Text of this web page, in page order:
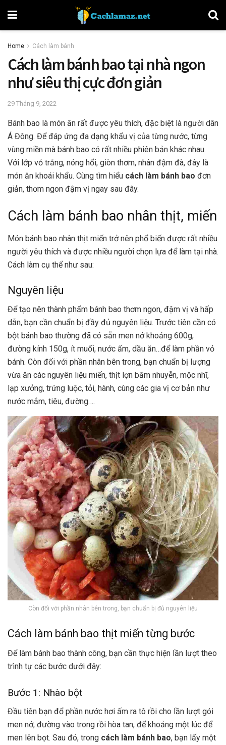
Home Cách làm bánh
Cách làm bánh bao tại nhà ngon
như siêu thị cực đơn giản
29 Tháng 9, 2022
Bánh bao là món ăn rất được yêu thích, đặc biệt là người dân
Á Đông. Để đáp ứng đa dạng khẩu vị của từng nước, từng
vùng miền mà bánh bao có rất nhiều phiên bản khác nhau.
Với lớp vỏ trắng, nóng hổi, giòn thơm, nhân đậm đà, đây là
món ăn khoái khẩu. Cùng tìm hiểu cách làm bánh bao đơn
giản, thơm ngon đậm vị ngay sau đây.
Cách làm bánh bao nhân thịt, miến
Món bánh bao nhân thịt miến trở nên phổ biến được rất nhiều
người yêu thích và được nhiều người chọn lựa để làm tại nhà.
Cách làm cụ thể như sau:
Nguyên liệu
Để tạo nên thành phẩm bánh bao thơm ngon, đậm vị và hấp
dẫn, bạn cần chuẩn bị đầy đủ nguyên liệu. Trước tiên cần có
bột bánh bao thường đã có sẵn men nở khoảng 600g,
đường kính 150g, ít muối, nước ấm, dầu ăn…để làm phần vỏ
bánh. Còn đối với phần nhân bên trong, bạn chuẩn bị lượng
vừa ăn các nguyên liệu miến, thịt lợn băm nhuyễn, mộc nhĩ,
lạp xưởng, trứng luộc, tỏi, hành, cùng các gia vị cơ bản như
nước mắm, tiêu, đường….
Còn đối với phần nhân bên trong, bạn chuẩn bị đủ nguyên liệu
Cách làm bánh bao thịt miến từng bước
Để làm bánh bao thành công, bạn cần thực hiện lần lượt theo
trình tự các bước dưới đây:
Bước 1: Nhào bột
Đầu tiên bạn đổ phần nước hơi ấm ra tô rồi cho lần lượt gói
men nở, đường vào trong rồi hòa tan, để khoảng một lúc để
men lên bọt. Sau đó, trong cách làm bánh bao, bạn lấy một